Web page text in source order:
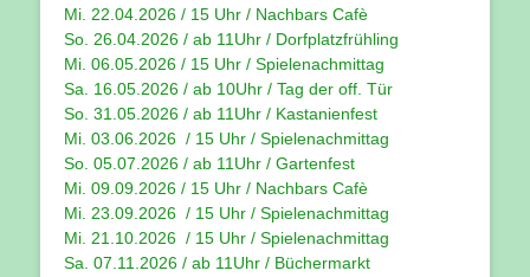
Mi. 22.04.2026 / 15 Uhr / Nachbars Cafè
So. 26.04.2026 / ab 11Uhr / Dorfplatzfrühling
Mi. 06.05.2026 / 15 Uhr / Spielenachmittag
Sa. 16.05.2026 / ab 10Uhr / Tag der off. Tür
So. 31.05.2026 / ab 11Uhr / Kastanienfest
Mi. 03.06.2026 / 15 Uhr / Spielenachmittag
So. 05.07.2026 / ab 11Uhr / Gartenfest
Mi. 09.09.2026 / 15 Uhr / Nachbars Cafè
Mi. 23.09.2026 / 15 Uhr / Spielenachmittag
Mi. 21.10.2026 / 15 Uhr / Spielenachmittag
Sa. 07.11.2026 / ab 11Uhr / Büchermarkt